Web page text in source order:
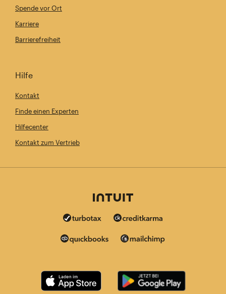
Spende vor Ort
Karriere
Barrierefreiheit
Hilfe
Kontakt
Finde einen Experten
Hilfecenter
Kontakt zum Vertrieb